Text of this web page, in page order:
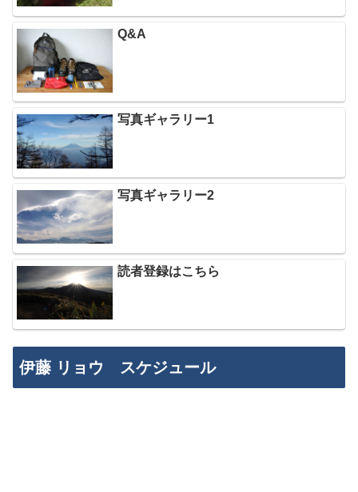
Q&A
写真ギャラリー1
写真ギャラリー2
読者登録はこちら
伊藤 リョウ スケジュール